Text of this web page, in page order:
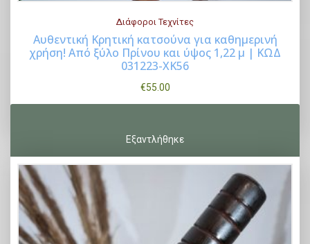
Buy Now
Διάφοροι Τεχνίτες
Αυθεντική Κρητική κατσούνα για καθημερινή
χρήση! Από ξύλο Πρίνου και ύψος 1,22 μ | ΚΩΔ
031223-ΧΚ56
€55.00